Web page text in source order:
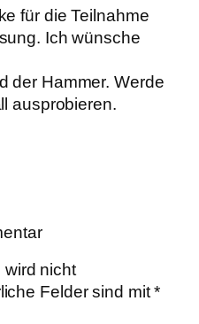
für die Teilnahme
Ich wünsche
der Hammer. Werde
ausprobieren.
wird nicht
Felder sind mit*